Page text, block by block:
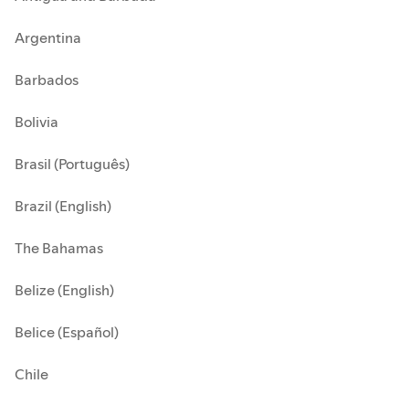
Argentina
Barbados
Bolivia
Brasil (Português)
Brazil (English)
The Bahamas
Belize (English)
Belice (Español)
Chile